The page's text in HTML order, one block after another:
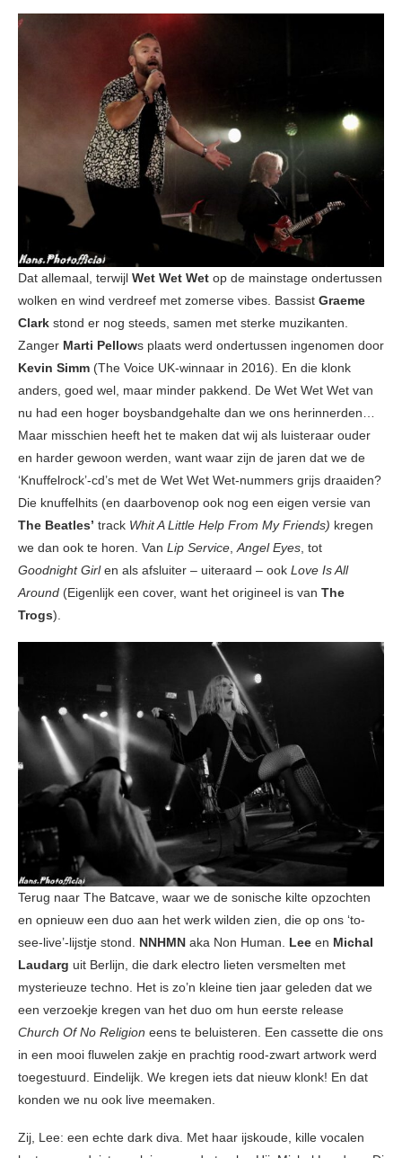
Dat allemaal, terwijl Wet Wet Wet op de mainstage ondertussen
wolken en wind verdreef met zomerse vibes. Bassist Graeme
Clark stond er nog steeds, samen met sterke muzikanten.
Zanger Marti Pellows plaats werd ondertussen ingenomen door
Kevin Simm (The Voice UK-winnaar in 2016). En die klonk
anders, goed wel, maar minder pakkend. De Wet Wet Wet van
nu had een hoger boysbandgehalte dan we ons herinnerden…
Maar misschien heeft het te maken dat wij als luisteraar ouder
en harder gewoon werden, want waar zijn de jaren dat we de
‘Knuffelrock’-cd’s met de Wet Wet Wet-nummers grijs draaiden?
Die knuffelhits (en daarbovenop ook nog een eigen versie van
The Beatles’ track Whit A Little Help From My Friends) kregen
we dan ook te horen. Van Lip Service Angel Eyes , tot
Goodnight Girlen als afsluiter – uiteraard – ook Love Is All
Around (Eigenlijk een cover, want het origineel is van The
Trogs).
Terug naar The Batcave, waar we de sonische kilte opzochten
en opnieuw een duo aan het werk wilden zien, die op ons ‘to-
see-live’-lijstje stond. NNHMN aka Non Human. Lee en Michal
Laudarg uit Berlijn, die dark electro lieten versmelten met
mysterieuze techno. Het is zo’n kleine tien jaar geleden dat we
een verzoekje kregen van het duo om hun eerste release
Church Of No Religion eens te beluisteren. Een cassette die ons
in een mooi fluwelen zakje en prachtig rood-zwart artwork werd
toegestuurd. Eindelijk. We kregen iets dat nieuw klonk! En dat
konden we nu ook live meemaken.
Zij, Lee: een echte dark diva. Met haar ijskoude, kille vocalen